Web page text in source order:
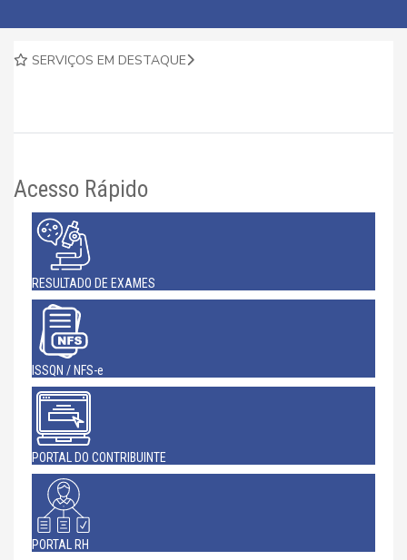
SERVIÇOS EM DESTAQUE
Acesso Rápido
RESULTADO DE EXAMES
ISSQN / NFS-e
PORTAL DO CONTRIBUINTE
PORTAL RH